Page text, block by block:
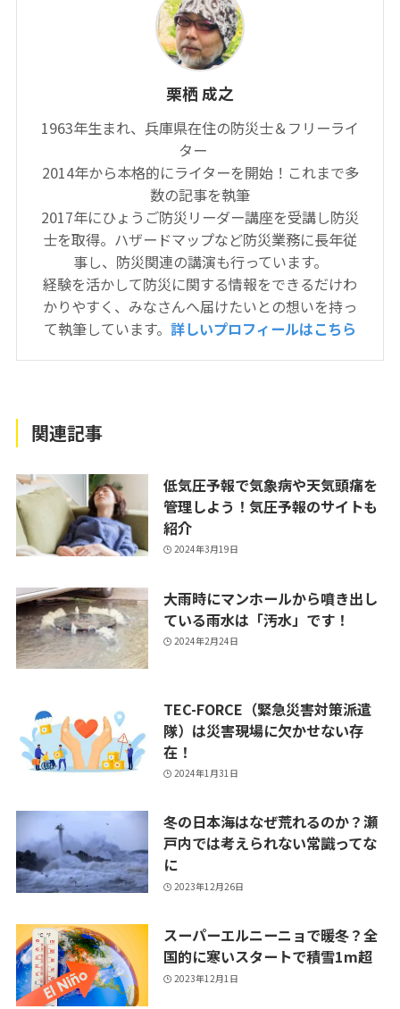
栗栖 成之
1963年生まれ、兵庫県在住の防災士＆フリーライ
ター
2014年から本格的にライターを開始！これまで多
数の記事を執筆
2017年にひょうご防災リーダー講座を受講し防災
士を取得。ハザードマップなど防災業務に長年従
事し、防災関連の講演も行っています。
経験を活かして防災に関する情報をできるだけわ
かりやすく、みなさんへ届けたいとの想いを持っ
て執筆しています。 詳しいプロフィールはこちら
関連記事
低気圧予報で気象病や天気頭痛を
管理しよう！気圧予報のサイトも
紹介
2024年3月19日
大雨時にマンホールから噴き出し
ている雨水は「汚水」です！
2024年2月24日
TEC-FORCE（緊急災害対策派遣
隊）は災害現場に欠かせない存
在！
2024年1月31日
冬の日本海はなぜ荒れるのか？瀬
戸内では考えられない常識ってな
に
2023年12月26日
スーパーエルニーニョで暖冬？全
国的に寒いスタートで積雪1m超
2023年12月1日